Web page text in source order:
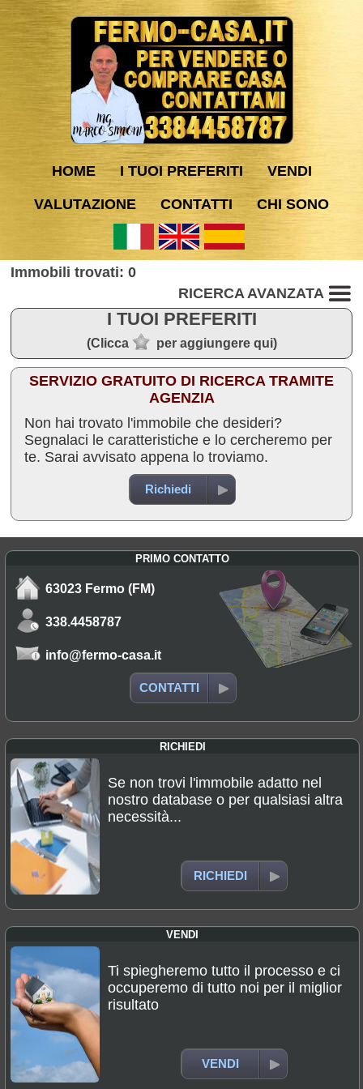
HOME I TUOI PREFERITI VENDI
VALUTAZIONE CONTATTI CHI SONO
Immobili trovati: 0
RICERCA AVANZATA
I TUOI PREFERITI
(Clicca per aggiungere qui)
SERVIZIO GRATUITO DI RICERCA TRAMITE
AGENZIA
Non hai trovato l'immobile che desideri?
Segnalaci le caratteristiche e lo cercheremo per
te. Sarai avvisato appena lo troviamo.
Richiedi
PRIMO CONTATTO
63023 Fermo (FM)
338.4458787
info@fermo-casa.it
CONTATTI
RICHIEDI
Se non trovi l'immobile adatto nel
nostro database o per qualsiasi altra
necessità...
RICHIEDI
VENDI
Ti spiegheremo tutto il processo e ci
occuperemo di tutto noi per il miglior
risultato
VENDI